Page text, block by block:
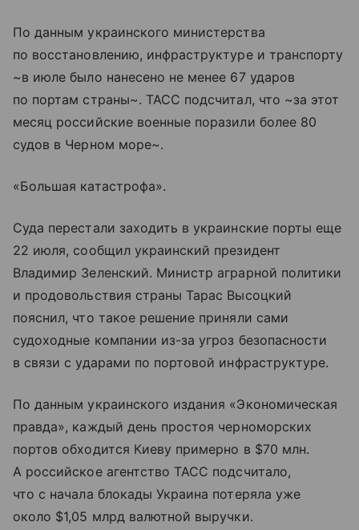
По данным украинского министерства
по восстановлению, инфраструктуре и транспорту
~в июле было нанесено не менее 67 ударов
по портам страны~. ТАСС подсчитал, что ~за этот
месяц российские военные поразили более 80
судов в Черном море~.
«Большая катастрофа».
Суда перестали заходить в украинские порты еще
22 июля, сообщил украинский президент
Владимир Зеленский. Министр аграрной политики
и продовольствия страны Тарас Высоцкий
пояснил, что такое решение приняли сами
судоходные компании из-за угроз безопасности
в связи с ударами по портовой инфраструктуре.
По данным украинского издания «Экономическая
правда», каждый день простоя черноморских
портов обходится Киеву примерно в $70 млн.
А российское агентство ТАСС подсчитало,
что с начала блокады Украина потеряла уже
около $1,05 млрд валютной выручки.